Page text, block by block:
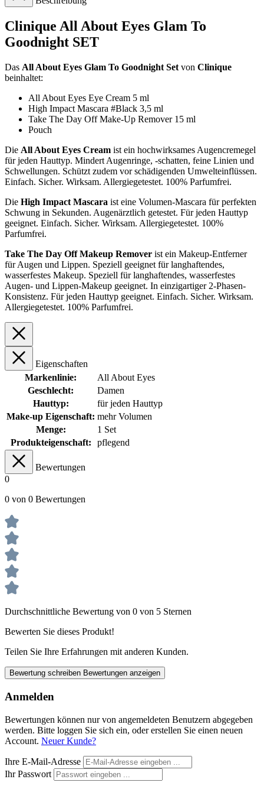
Clinique All About Eyes Glam To
Goodnight SET
Das All About Eyes Glam To Goodnight Set von Clinique
beinhaltet:
All About Eyes Eye Cream 5 ml
High Impact Mascara #Black 3,5 ml
Take The Day Off Make-Up Remover 15 ml
Pouch
Die All About Eyes Cream ist ein hochwirksames Augencremegel
für jeden Hauttyp. Mindert Augenringe, -schatten, feine Linien und
Schwellungen. Schützt zudem vor schädigenden Umwelteinflüssen.
Einfach. Sicher. Wirksam. Allergiegetestet. 100% Parfumfrei.
Die High Impact Mascara ist eine Volumen-Mascara für perfekten
Schwung in Sekunden. Augenärztlich getestet. Für jeden Hauttyp
geeignet. Einfach. Sicher. Wirksam. Allergiegetestet. 100%
Parfumfrei.
Take The Day Off Makeup Remover ist ein Makeup-Entferner
für Augen und Lippen. Speziell geeignet für langhaftendes,
wasserfestes Makeup. Speziell für langhaftendes, wasserfestes
Augen- und Lippen-Makeup geeignet. In einzigartiger 2-Phasen-
Konsistenz. Für jeden Hauttyp geeignet. Einfach. Sicher. Wirksam.
Allergiegetestet. 100% Parfumfrei.
Eigenschaften
Markenlinie:
All About Eyes
Geschlecht:
Damen
Hauttyp:
für jeden Hauttyp
Make-up Eigenschaft: mehr Volumen
Menge:
1 Set
Produkteigenschaft:
pflegend
Bewertungen
0
0 von 0 Bewertungen
Durchschnittliche Bewertung von 0 von 5 Sternen
Bewerten Sie dieses Produkt!
Teilen Sie Ihre Erfahrungen mit anderen Kunden.
Bewertung schreiben Bewertungen anzeigen
Anmelden
Bewertungen können nur von angemeldeten Benutzern abgegeben
werden. Bitte loggen Sie sich ein, oder erstellen Sie einen neuen
Account. Neuer Kunde?
Ihre E-Mail-Adresse
Ihr Passwort